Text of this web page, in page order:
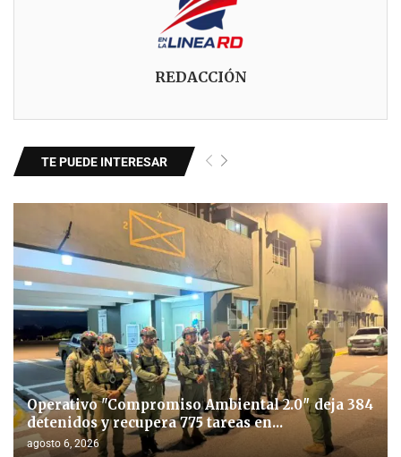
REDACCIÓN
TE PUEDE INTERESAR
Operativo "Compromiso Ambiental 2.0″ deja 384
detenidos y recupera 775 tareas en...
agosto 6, 2026